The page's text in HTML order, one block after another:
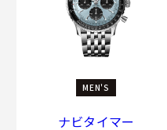
MEN'S
ナビタイマー